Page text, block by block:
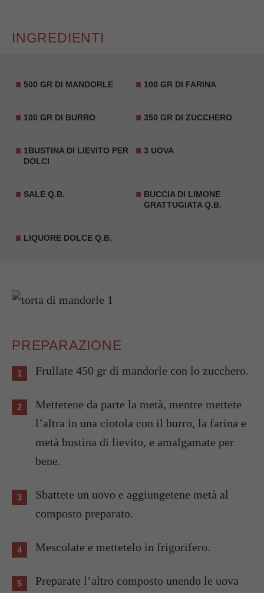
INGREDIENTI
500 GR DI MANDORLE 100 GR DI FARINA
100 GR DI BURRO 350 GR DI ZUCCHERO
1BUSTINA DI LIEVITO PER
DOLCI
3 UOVA
SALE Q.B.
BUCCIA DI LIMONE
GRATTUGIATA Q.B.
LIQUORE DOLCE Q.B.
PREPARAZIONE
Frullate 450 gr di mandorle con lo zucchero.
Mettetene da parte la metà, mentre mettete
l’altra in una ciotola con il burro, la farina e
metà bustina di lievito, e amalgamate per
bene.
Sbattete un uovo e aggiungetene metà al
composto preparato.
Mescolate e mettetelo in frigorifero.
Preparate l’altro composto unendo le uova